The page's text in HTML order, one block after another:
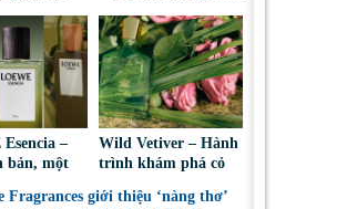
nắng ấm
–
bản, một
gian
Wild Vetiver – Hành
trình khám phá cỏ
nhìn của Creed
Fragrances giới thiệu ‘nàng thơ’